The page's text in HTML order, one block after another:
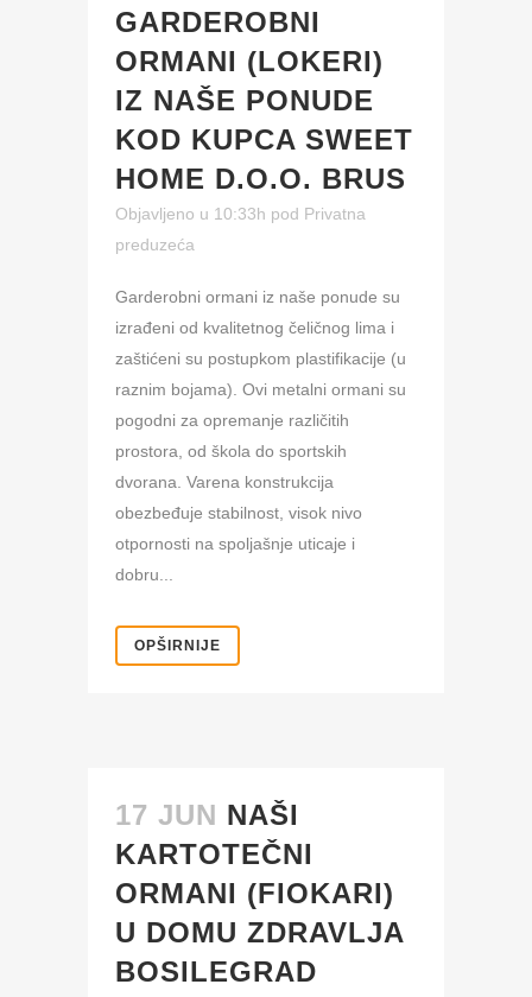
GARDEROBNI
ORMANI (LOKERI)
IZ NAŠE PONUDE
KOD KUPCA SWEET
HOME D.O.O. BRUS
Objavljeno u 10:33h pod Privatna
preduzeća
Garderobni ormani iz naše ponude su
izrađeni od kvalitetnog čeličnog lima i
zaštićeni su postupkom plastifikacije (u
raznim bojama). Ovi metalni ormani su
pogodni za opremanje različitih
prostora, od škola do sportskih
dvorana. Varena konstrukcija
obezbeđuje stabilnost, visok nivo
otpornosti na spoljašnje uticaje i
dobru...
OPŠIRNIJE
17 JUN NAŠI
KARTOTEČNI
ORMANI (FIOKARI)
U DOMU ZDRAVLJA
BOSILEGRAD